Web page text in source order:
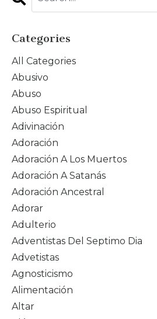
Categories
All Categories
Abusivo
Abuso
Abuso Espiritual
Adivinación
Adoración
Adoración A Los Muertos
Adoración A Satanás
Adoración Ancestral
Adorar
Adulterio
Adventistas Del Septimo Dia
Advetistas
Agnosticismo
Alimentación
Altar